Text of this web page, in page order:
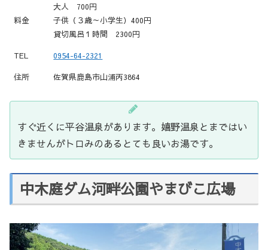
料金
大人 700円
子供（３歳～小学生）400円
貸切風呂１時間 2300円
TEL 0954-64-2321
住所 佐賀県鹿島市山浦丙3864
すぐ近くに平谷温泉があります。嬉野温泉とまではい
きませんがトロみのあるとても良いお湯です。
中木庭ダム河畔公園やまびこ広場